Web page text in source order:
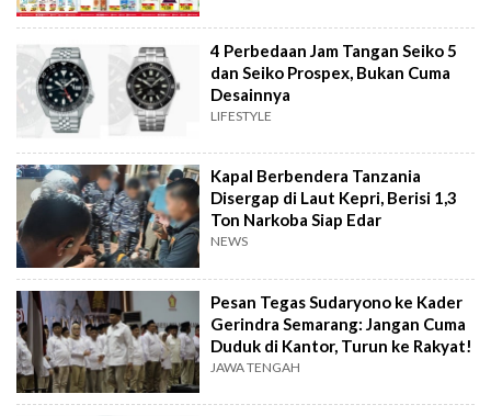
4 Perbedaan Jam Tangan Seiko 5
dan Seiko Prospex, Bukan Cuma
Desainnya
LIFESTYLE
Kapal Berbendera Tanzania
Disergap di Laut Kepri, Berisi 1,3
Ton Narkoba Siap Edar
NEWS
Pesan Tegas Sudaryono ke Kader
Gerindra Semarang: Jangan Cuma
Duduk di Kantor, Turun ke Rakyat!
JAWA TENGAH